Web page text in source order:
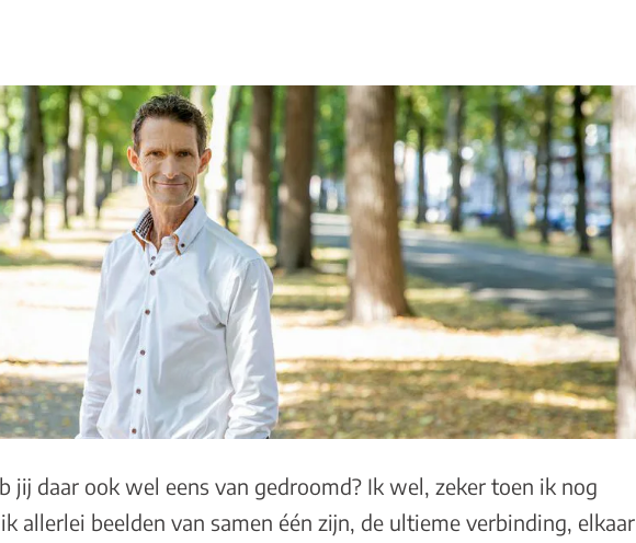
jij daar ook wel eens van gedroomd? Ik wel, zeker toen ik nog
allerlei beelden van samen één zijn, de ultieme verbinding, elkaar